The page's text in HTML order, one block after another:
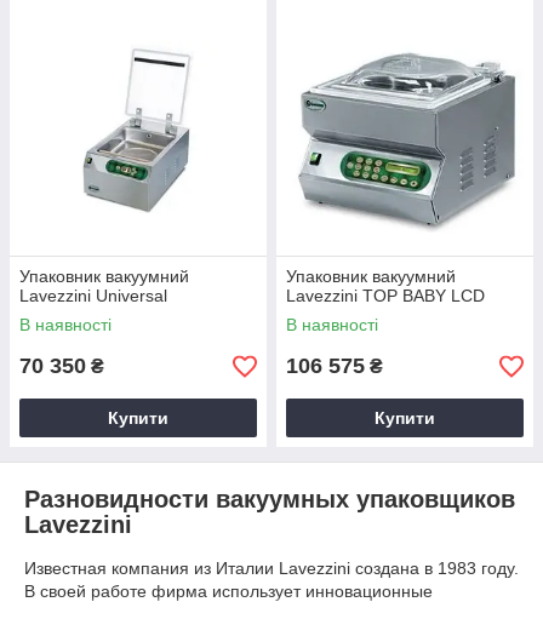
Упаковник вакуумний
Lavezzini Universal
В наявності
70 350 ₴
Купити
Упаковник вакуумний
Lavezzini TOP BABY LCD
В наявності
106 575 ₴
Купити
Разновидности вакуумных упаковщиков
Lavezzini
Известная компания из Италии Lavezzini создана в 1983 году.
В своей работе фирма использует инновационные